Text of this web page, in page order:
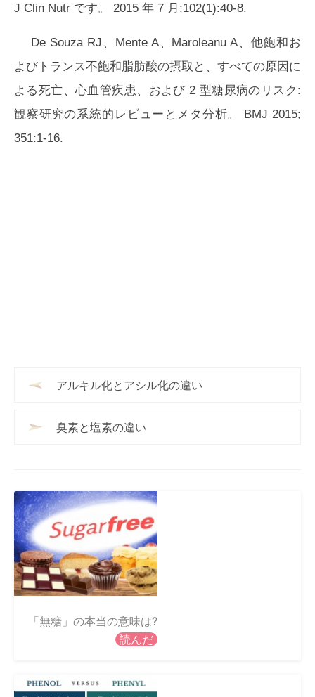
J Clin Nutr です。 2015 年 7 月;102(1):40-8.
De Souza RJ、Mente A、Maroleanu A、他飽和お
よびトランス不飽和脂肪酸の摂取と、すべての原因に
よる死亡、心血管疾患、および 2 型糖尿病のリスク:
観察研究の系統的レビューとメタ分析。 BMJ 2015;
351:1-16.
アルキル化とアシル化の違い
臭素と塩素の違い
「無糖」の本当の意味は?
読んだ